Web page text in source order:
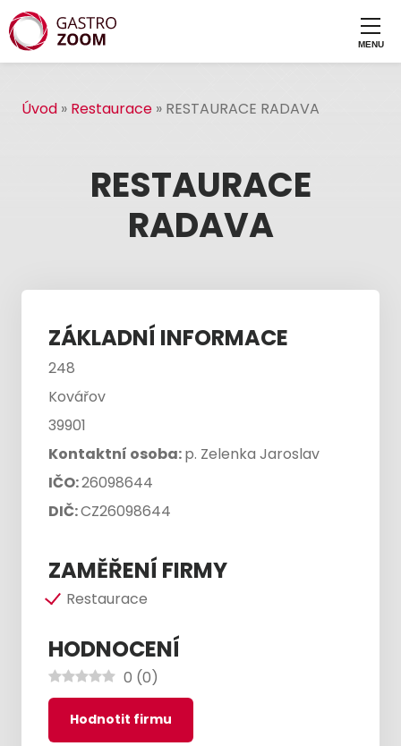
Úvod » Restaurace » RESTAURACE RADAVA
RESTAURACE
RADAVA
ZÁKLADNÍ INFORMACE
248
Kovářov
39901
Kontaktní osoba:p. Zelenka Jaroslav
IČO:26098644
DIČ:CZ26098644
ZAMĚŘENÍ FIRMY
Restaurace
HODNOCENÍ
0 (0)
Hodnotit firmu